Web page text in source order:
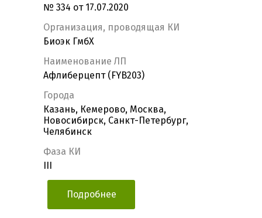
№ 334 от 17.07.2020
Организация, проводящая КИ
Биоэк ГмбХ
Наименование ЛП
Афлиберцепт (FYB203)
Города
Казань, Кемерово, Москва,
Новосибирск, Санкт-Петербург,
Челябинск
Фаза КИ
Подробнее